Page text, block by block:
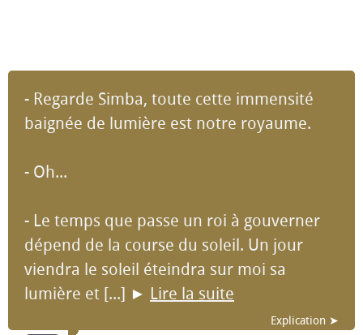
- Regarde Simba, toute cette immensité
baignée de lumière est notre royaume.
- Oh...
- Le temps que passe un roi à gouverner
dépend de la course du soleil. Un jour
viendra le soleil éteindra sur moi sa
lumière et [...] ► Lire la suite
Explication ➤